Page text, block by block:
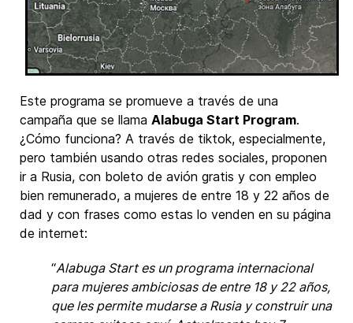
Este programa se promueve a través de una
campaña que se llama Alabuga Start Program.
¿Cómo funciona? A través de tiktok, especialmente,
pero también usando otras redes sociales, proponen
ir a Rusia, con boleto de avión gratis y con empleo
bien remunerado, a mujeres de entre 18 y 22 años de
dad y con frases como estas lo venden en su página
de internet:
“Alabuga Start es un programa internacional
para mujeres ambiciosas de entre 18 y 22 años,
que les permite mudarse a Rusia y construir una